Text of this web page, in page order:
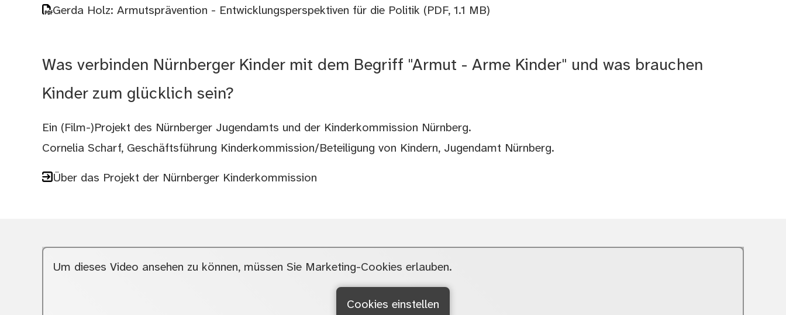
Gerda Holz: Armutsprävention - Entwicklungsperspektiven für die Politik (PDF, 1.1 MB)
Was verbinden Nürnberger Kinder mit dem Begriff "Armut - Arme Kinder" und was brauchen
Kinder zum glücklich sein?
Ein (Film-)Projekt des Nürnberger Jugendamts und der Kinderkommission Nürnberg.
Cornelia Scharf, Geschäftsführung Kinderkommission/Beteiligung von Kindern, Jugendamt Nürnberg.
Über das Projekt der Nürnberger Kinderkommission
Um dieses Video ansehen zu können, müssen Sie Marketing-Cookies erlauben.
Cookies einstellen